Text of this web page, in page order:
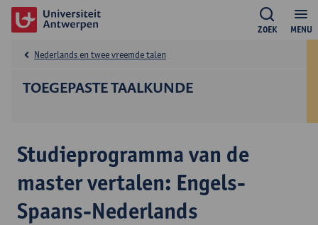
MENU
ZOEK
TOEGEPASTE TAALKUNDE
Nederlands en twee vreemde talen
Studieprogramma van de
master vertalen: Engels-
Spaans-Nederlands